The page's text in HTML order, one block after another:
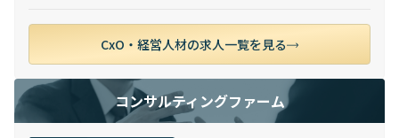
CxO・経営人材の求人一覧を見る
コンサルティングファーム